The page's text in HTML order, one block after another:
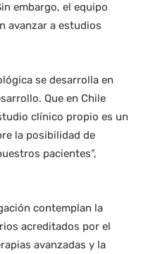
embargo, el equipo
avanzar a estudios
se desarrolla en
Que en Chile
clínico propio es un
la posibilidad de
pacientes”,
contemplan la
acreditados por el
avanzadas y la